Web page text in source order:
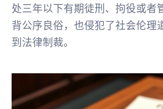
处三年以下有期徒刑、拘役或者
背公序良俗，也侵犯了社会伦理
到法律制裁。